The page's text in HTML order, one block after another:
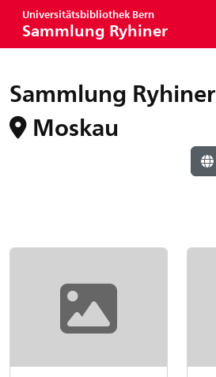
Universitätsbibliothek Bern
Sammlung Ryhiner
Sammlung Ryhiner
Moskau